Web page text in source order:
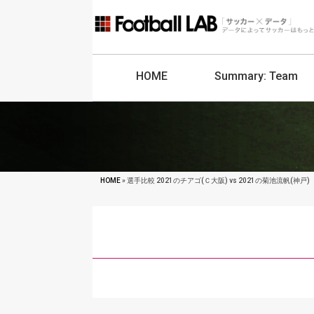
HOME Summary: Team
HOME» 選手比較 2021のチアゴ(Ｃ大阪) vs 2021の菊池流帆(神戸)